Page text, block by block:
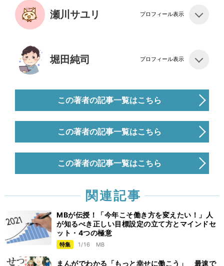
瀬川サユリ プロフィール表示
堀田純司 プロフィール表示
この著者の記事一覧はこちら
この著者の記事一覧はこちら
この著者の記事一覧はこちら
関連記事
MBが伝授！「今年こそ働き方を変えたい！」人
が知るべき正しい目標設定の立て方とマインドセ
ット・4つの極意
特集 1/16 MB
まんがでわかる「もっと幸せに働こう」 最速で